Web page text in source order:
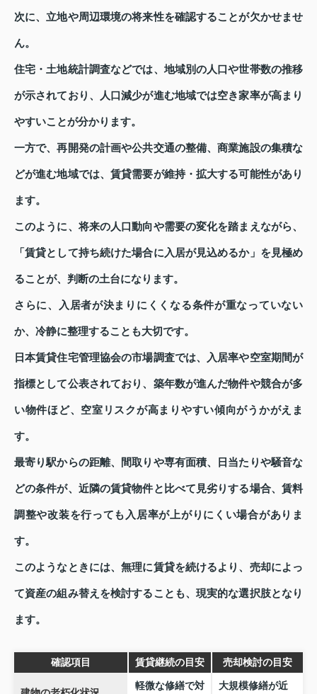
次に、立地や周辺環境の将来性を確認することが欠かせませ
ん。
住宅・土地統計調査などでは、地域別の人口や世帯数の推移
が示されており、人口減少が進む地域では空き家率が高まり
やすいことが分かります。
一方で、再開発の計画や公共交通の整備、商業施設の集積な
どが進む地域では、賃貸需要が維持・拡大する可能性があり
ます。
このように、将来の人口動向や需要の変化を踏まえながら、
「賃貸として持ち続けた場合に入居が見込めるか」を見極め
ることが、判断の土台になります。
さらに、入居者が決まりにくくなる条件が重なっていない
か、冷静に整理することも大切です。
日本賃貸住宅管理協会の市場調査では、入居率や空室期間が
指標として公表されており、築年数が進んだ物件や競合が多
い物件ほど、空室リスクが高まりやすい傾向がうかがえま
す。
最寄り駅からの距離、間取りや専有面積、日当たりや騒音な
どの条件が、近隣の賃貸物件と比べて見劣りする場合、賃料
調整や改装を行っても入居率が上がりにくい場合がありま
す。
このようなときには、無理に賃貸を続けるより、売却によっ
て資産の組み替えを検討することも、現実的な選択肢となり
ます。
確認項目 賃貸継続の目安 売却検討の目安
軽微な修繕で対 大規模修繕が近